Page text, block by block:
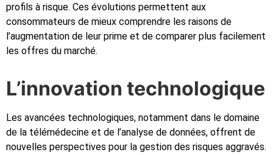
profils à risque. Ces évolutions permettent aux
consommateurs de mieux comprendre les raisons de
l’augmentation de leur prime et de comparer plus facilement
les offres du marché.
L’innovation technologique
Les avancées technologiques, notamment dans le domaine
de la télémédecine et de l’analyse de données, offrent de
nouvelles perspectives pour la gestion des risques aggravés.